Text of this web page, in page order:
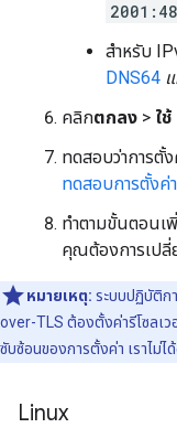
สำหรับ
DNS64
คลิกตกลง > ใช้
ทดสอบว่าการตั้
ทดสอบการตั้งค่
ทำตามขั้นตอนเ
คุณต้องการเป
หมายเหตุ: ระบบปฏิบัติก
over-TLS ต้องตั้งค่ารีโซลเ
ซับซ้อนของการตั้งค่า เราไม่ไ
Linux